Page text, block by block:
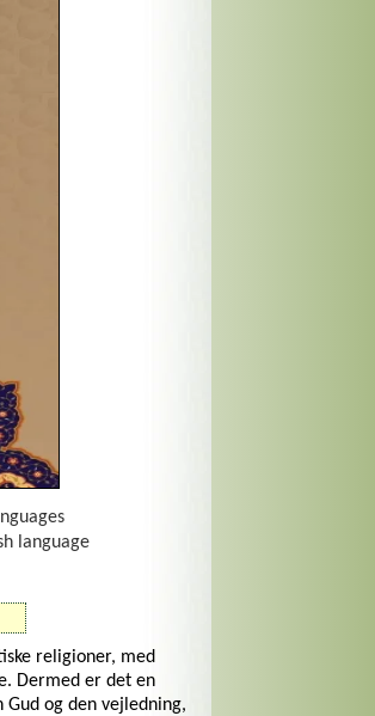
language
religioner, med
Dermed er det en
og den vejledning,